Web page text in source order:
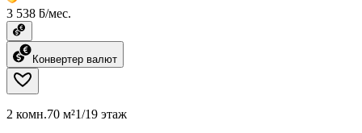
3 538 ƃ/мес.
Конвертер валют
2 комн.70 м²1/19 этаж